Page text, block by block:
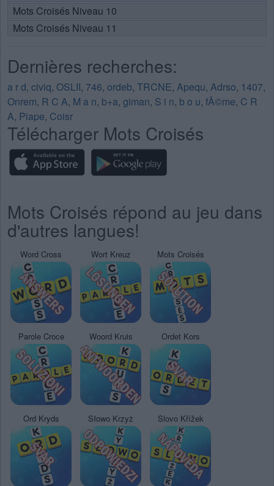
Mots Croisés Niveau 10
Mots Croisés Niveau 11
Dernières recherches:
a r d, civiq, OSLII, 746, ordeb, TRCNE, Apequ, Adrso, 1407,
Onrem, R C A, M a n, b+a, giman, S i n, b o u, fÃ©me, C R
A, Piape, Coisr
Télécharger Mots Croisés
Mots Croisés répond au jeu dans
d'autres langues!
Word Cross Wort Kreuz Mots Croisés
Parole Croce Woord Kruis Ordet Kors
Ord Kryds Słowo Krzyż Slovo Křížek